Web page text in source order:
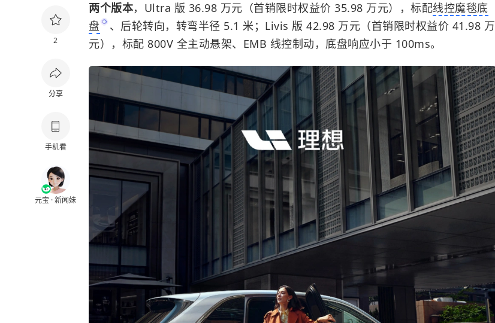
2
分享
手机看
元宝 · 新闻妹
两个版本，Ultra 版 36.98 万元（首销限时权益价 35.98 万元），标配线控魔毯底
盘
、后轮转向，转弯半径 5.1 米；Livis 版 42.98 万元（首销限时权益价 41.98 万
元），标配 800V 全主动悬架、EMB 线控制动，底盘响应小于 100ms。